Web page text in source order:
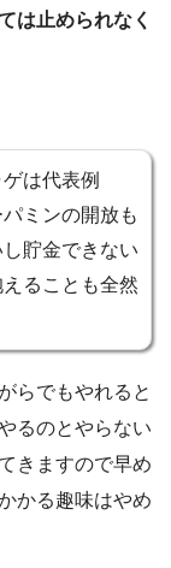
は止められなく
は代表例
ミンの開放も
貯金できない
ることも全然
らでもやれると
るのとやらない
きますので早め
かる趣味はやめ